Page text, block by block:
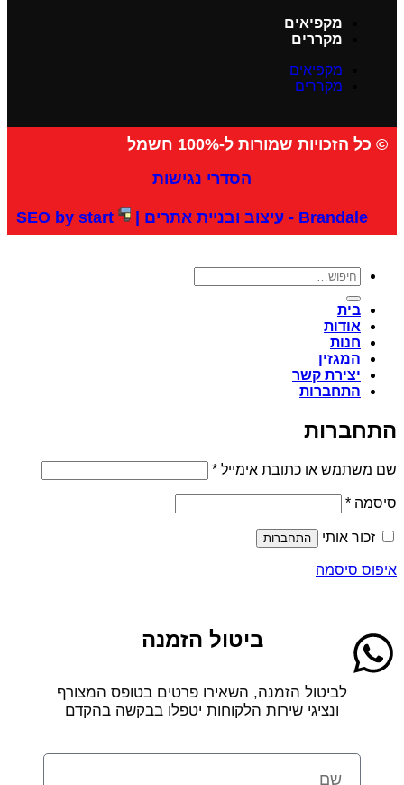
מקפיאים
מקררים
מקפיאים
מקררים
© כל הזכויות שמורות ל-100% חשמל
הסדרי נגישות
Brandale - עיצוב ובניית אתרים |
בית
אודות
חנות
המגזין
יצירת קשר
התחברות
התחברות
שם משתמש או כתובת אימייל *
סיסמה *
זכור אותי התחברות
איפוס סיסמה
ביטול הזמנה
לביטול הזמנה, השאירו פרטים בטופס המצורף
ונציגי שירות הלקוחות יטפלו בבקשה בהקדם